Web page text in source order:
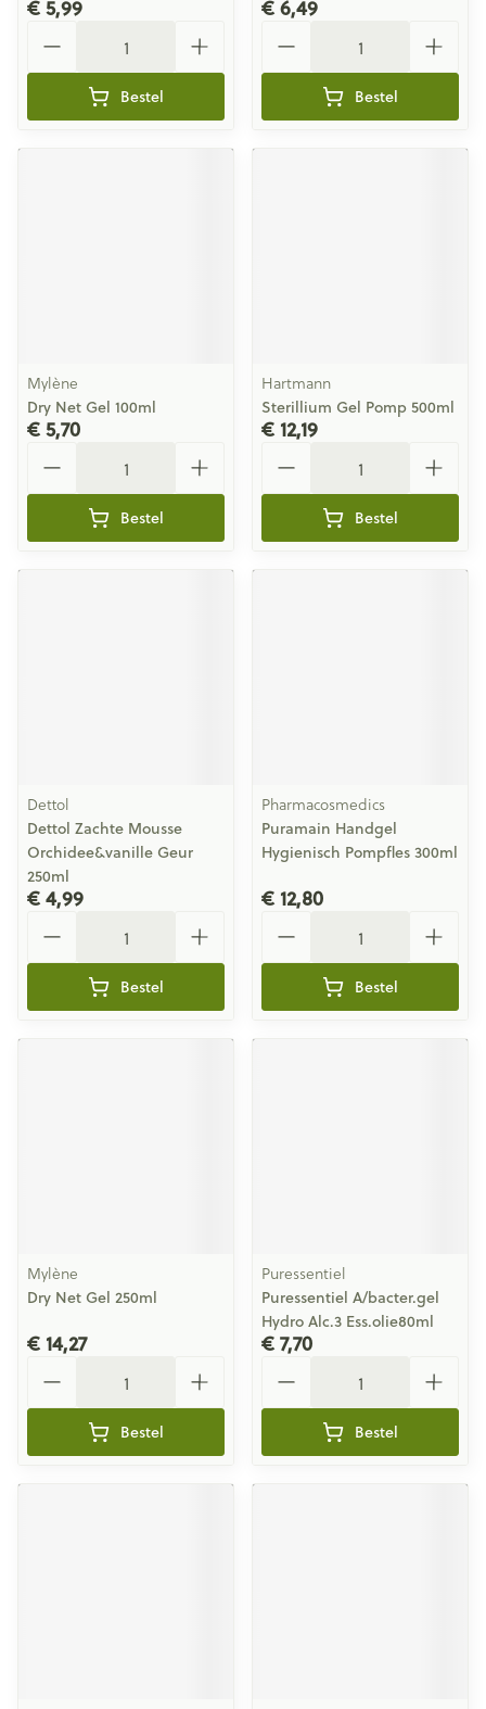
€ 5,99
Bestel
€ 6,49
Bestel
Mylène
Dry Net Gel 100ml
€ 5,70
Bestel
Hartmann
Sterillium Gel Pomp 500ml
€ 12,19
Bestel
Dettol
Dettol Zachte Mousse
Orchidee&vanille Geur
250ml
€ 4,99
Bestel
Pharmacosmedics
Puramain Handgel
Hygienisch Pompfles 300ml
€ 12,80
Bestel
Mylène
Dry Net Gel 250ml
€ 14,27
Bestel
Puressentiel
Puressentiel A/bacter.gel
Hydro Alc.3 Ess.olie80ml
€ 7,70
Bestel